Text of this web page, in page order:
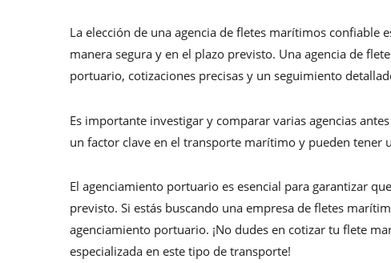
La elección de una agencia de fletes marítimos confiable
manera segura y en el plazo previsto. Una agencia de
portuario, cotizaciones precisas y un seguimiento
Es importante investigar y comparar varias agencias
un factor clave en el transporte marítimo y pueden
El agenciamiento portuario es esencial para garantizar
previsto. Si estás buscando una empresa de fletes
agenciamiento portuario. ¡No dudes en cotizar tu flete
especializada en este tipo de transporte!